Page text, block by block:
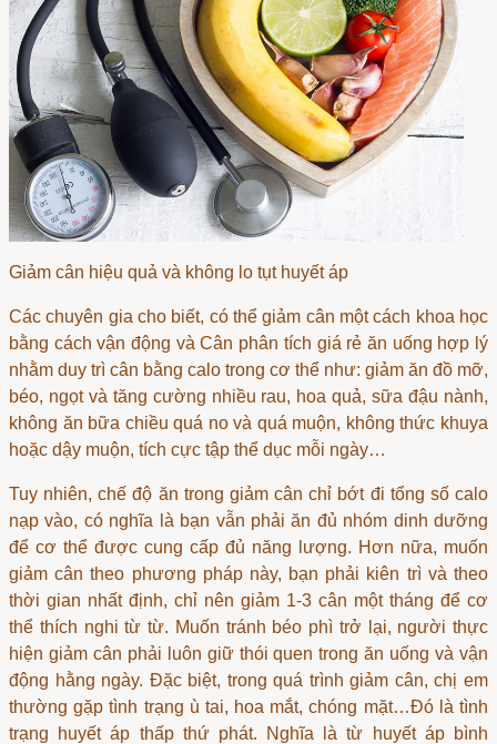
Giảm cân hiệu quả và không lo tụt huyết áp
Các chuyên gia cho biết, có thể giảm cân một cách khoa học
bằng cách vận động vàCân phân tích giá rẻ ăn uống hợp lý
nhằm duy trì cân bằng calo trong cơ thể như: giảm ăn đồ mỡ,
béo, ngọt và tăng cường nhiều rau, hoa quả, sữa đậu nành,
không ăn bữa chiều quá no và quá muộn, không thức khuya
hoặc dậy muộn, tích cực tập thể dục mỗi ngày…
Tuy nhiên, chế độ ăn trong giảm cân chỉ bớt đi tổng số calo
nạp vào, có nghĩa là bạn vẫn phải ăn đủ nhóm dinh dưỡng
để cơ thể được cung cấp đủ năng lượng. Hơn nữa, muốn
giảm cân theo phương pháp này, bạn phải kiên trì và theo
thời gian nhất định, chỉ nên giảm 1-3 cân một tháng để cơ
thể thích nghi từ từ. Muốn tránh béo phì trở lại, người thực
hiện giảm cân phải luôn giữ thói quen trong ăn uống và vận
động hằng ngày. Đặc biệt, trong quá trình giảm cân, chị em
thường gặp tình trạng ù tai, hoa mắt, chóng mặt…Đó là tình
trạng huyết áp thấp thứ phát. Nghĩa là từ huyết áp bình